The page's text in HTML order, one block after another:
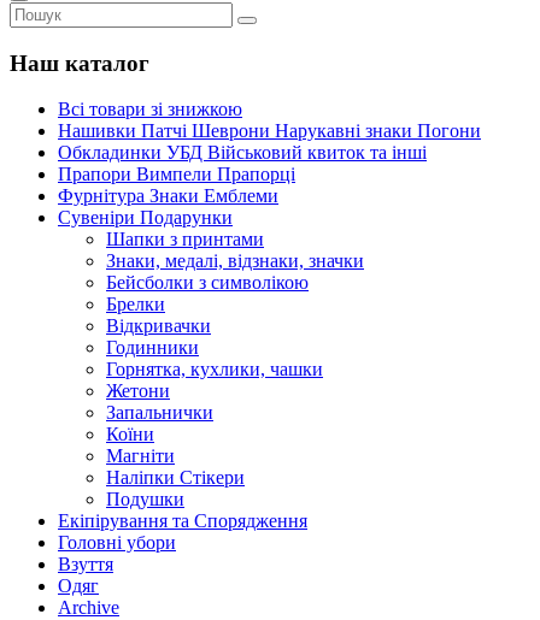
Наш каталог
Всі товари зі знижкою
Нашивки Патчі Шеврони Нарукавні знаки Погони
Обкладинки УБД Військовий квиток та інші
Прапори Вимпели Прапорці
Фурнітура Знаки Емблеми
Сувеніри Подарунки
Шапки з принтами
Знаки, медалі, відзнаки, значки
Бейсболки з символікою
Брелки
Відкривачки
Годинники
Горнятка, кухлики, чашки
Жетони
Запальнички
Коїни
Магніти
Наліпки Стікери
Подушки
Екіпірування та Спорядження
Головні убори
Взуття
Одяг
Archive